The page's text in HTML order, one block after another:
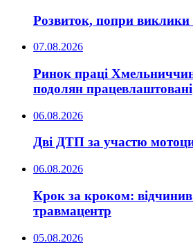
Розвиток, попри виклики
07.08.2026
Ринок праці
подолян працевлаштовані
06.08.2026
Дві ДТП за участю
06.08.2026
Крок за кроком:
травмацентр
05.08.2026